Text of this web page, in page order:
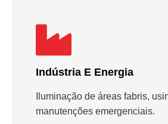
Indústria E Energia
Iluminação de áreas fabris,
manutenções emergenciais.